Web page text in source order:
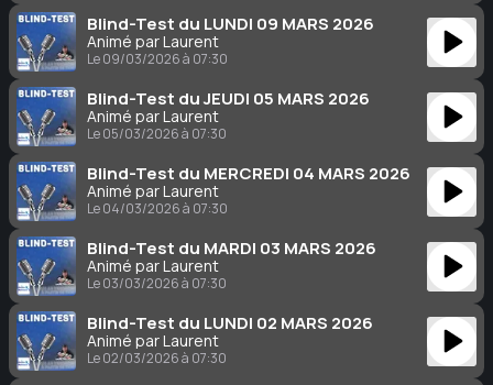
Blind-Test du LUNDI 09 MARS 2026
Animé par Laurent
Le 09/03/2026 à 07:30
Blind-Test du JEUDI 05 MARS 2026
Animé par Laurent
Le 05/03/2026 à 07:30
Blind-Test du MERCREDI 04 MARS 2026
Animé par Laurent
Le 04/03/2026 à 07:30
Blind-Test du MARDI 03 MARS 2026
Animé par Laurent
Le 03/03/2026 à 07:30
Blind-Test du LUNDI 02 MARS 2026
Animé par Laurent
Le 02/03/2026 à 07:30